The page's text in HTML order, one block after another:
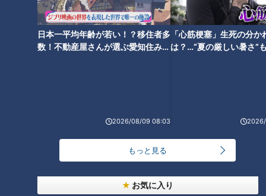
日本一平均年齢が若い！？移住者多
数！不動産屋さんが選ぶ愛知住みた
2026/08/09 08:03
「心筋梗塞」生死の分か
は？…“夏の厳しい暑さ”
もっと見る
お気に入り
でファーストへ。
（中村彩賀アナウンサー）「今のはアウトですか？」
最後は、バッティング。
下山選手にバットの握り、スイングの形を教わり、早速実践
へ。すると…ドラゴンズの4番 細川成也選手を彷彿とさせる、